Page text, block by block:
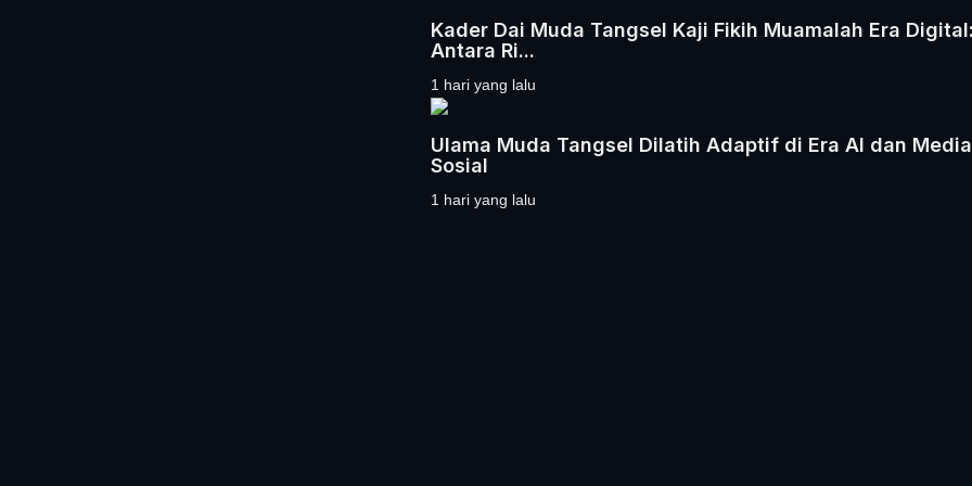
Kader Dai Muda Tangsel Kaji Fikih Muamalah Era
Antara Ri...
1 hari yang lalu
Ulama Muda Tangsel Dilatih Adaptif di Era AI dan Media
Sosial
1 hari yang lalu